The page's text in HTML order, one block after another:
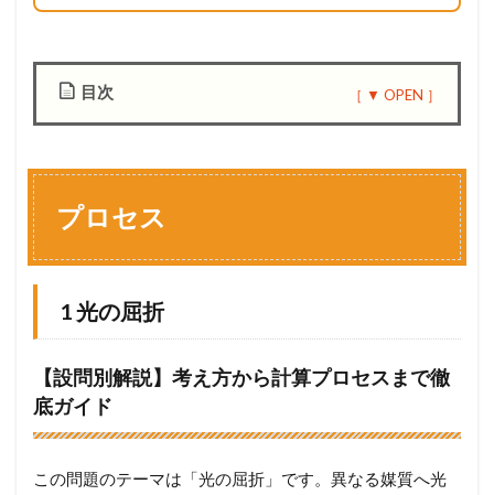
目次
ス
1.1 1
の
屈
折
1.2 2
屈
率
プロセス
1 光の屈折
【設問別解説】考え方から計算プロセスまで徹
底ガイド
この問題のテーマは「光の屈折」です。異なる媒質へ光